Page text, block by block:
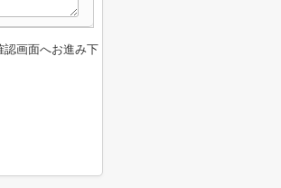
認画面へお進み下